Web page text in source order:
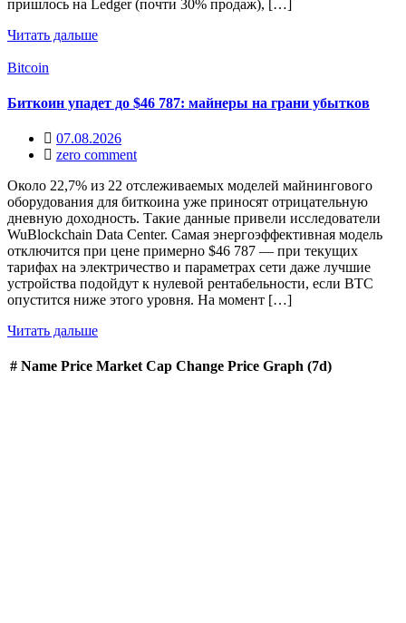
пришлось на Ledger (почти 30% продаж), […]
Читать дальше
Bitcoin
Биткоин упадет до $46 787: майнеры на грани убытков
07.08.2026
zero comment
Около 22,7% из 22 отслеживаемых моделей майнингового
оборудования для биткоина уже приносят отрицательную
дневную доходность. Такие данные привели исследователи
WuBlockchain Data Center. Самая энергоэффективная модель
отключится при цене примерно $46 787 — при текущих
тарифах на электричество и параметрах сети даже лучшие
устройства подойдут к нулевой рентабельности, если BTC
опустится ниже этого уровня. На момент […]
Читать дальше
# Name Price Market Cap Change Price Graph (7d)